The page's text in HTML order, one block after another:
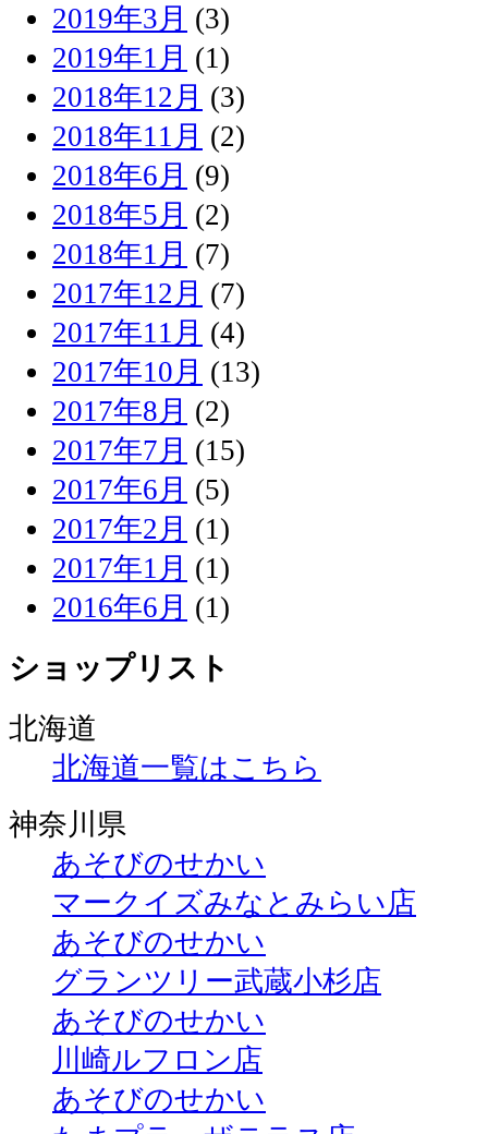
2019年3月 (3)
2019年1月 (1)
2018年12月 (3)
2018年11月 (2)
2018年6月 (9)
2018年5月 (2)
2018年1月 (7)
2017年12月 (7)
2017年11月 (4)
2017年10月 (13)
2017年8月 (2)
2017年7月 (15)
2017年6月 (5)
2017年2月 (1)
2017年1月 (1)
2016年6月 (1)
ショップリスト
北海道
北海道一覧はこちら
神奈川県
あそびのせかい
マークイズみなとみらい店
あそびのせかい
グランツリー武蔵小杉店
あそびのせかい
川崎ルフロン店
あそびのせかい